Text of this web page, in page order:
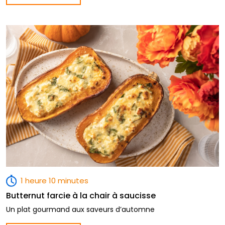
1 heure 10 minutes
Butternut farcie à la chair à saucisse
Un plat gourmand aux saveurs d’automne